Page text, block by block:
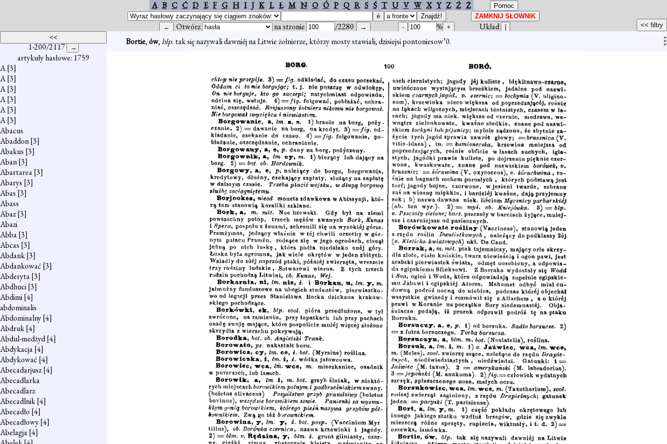
A B C Ć D E F G H I J K L Ł M N O Ó P Q R S Ś T U V W X Y Z Ź Ż
Otwórz na stronie /2280 %
Układ
1-200/2117
artykuły hasłowe: 1759
A[3]
A[3]
A[3]
A[3]
A[3]
A[3]
Abacus
Abaddon[3]
Abakus [3]
Aban[3]
Abartarea[3]
Abarys [3]
Abas [3]
Abass
Abaz[3]
Abazi
Abba[3]
Abcas [3]
Abdank[3]
Abdankować [3]
Abderyta[3]
Abdhuci[3]
Abdimi[4]
abdominalis
Abdominalny[4]
Abdruk[4]
Abdul-medżyd[4]
Abdykacja[4]
Abdykować [4]
Abecadarjusz[4]
Abecadlarka
Abecadlarz
Abecadlnik[4]
Abecadło [4]
Abecadłowy[4]
Abelagja[4]
Bortie,ów, blp. tak się nazywali dawniéj na Litwie żołnierze, którzy mosty stawiali; dzisiejsi pontoniesow’0.